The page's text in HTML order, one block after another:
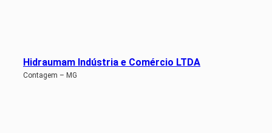
Hidraumam Indústria e Comércio LTDA
Contagem – MG